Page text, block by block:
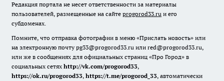
Редакция портала не несет ответственности за материалы
пользователей, размещенные на сайте progorod33.ru и его
субдоменах.
Помните, что отправка фотографии в меню «Прислать новость» или
на электронную почту pg33@progorod33.ru или red@progorod33.ru,
или же в сообщениях для официальных страниц «Про Город» в
социальных сетях http://vk.com/progorod33,
https://ok.ru/progorod33, https://t.me/progorod_33, автоматически